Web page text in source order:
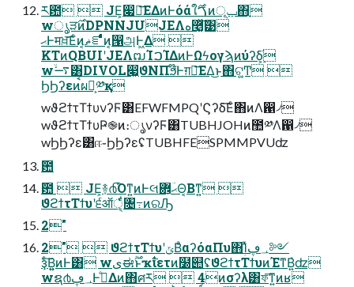
ར఺  JE͕෇༩͞ΕΔͷͰόάใࠂ࣌ͷݕূ΋ָ
wൃੜ࣌ͷDPNNJUJEΛه࿥͓͚ͯ͠͹
ޙͰमਖ਼͞Εͨͷ͔ޡೝͩͬͨͷ͔൑அͰ͖Δ 
KTͷQBUIʹJEΛຒΊࠐΊΔͷͰΩϟογϡͷύʔδ͕࣮֬
w࠷ۙ͸DIVOL෇͖ϑΝΠϧ໊Ͱग़ྗ͞ΕΔ͜ͱ΋ଟ͍͚Ͳ 
ϦϦʔεͷࠩผԽ͕༰қ
wϑϩϯτΤϯυνʔϜ͸EFWFMPQʹϚʔδ͞Εͨ΋ͷΛ഑৴
wϑϩϯτΤϯυҎ֎ͷ։ൃνʔϜ͸TUBHJOHͷ಺༰Λ഑৴
wϦϦʔε͸ஈ֊ϦϦʔεʢTUBHFESPMMPVUʣ
ܽ఺
ܽ఺  JE͕࿈൪͡Όͳ͍ͷͰલޙؔ܎͕Θ͔Βͳ͍ 
ϑϩϯτΤϯυʹ੬ऑੑ͕͋ͬͨ৔߹ͷରԠ
2"
2"  ϑϩϯτΤϯυʹݶΒͣαʔόαΠυ΋ؚΊͯ؀ڥ༻
ҙͨ͠Β͍͍ͷͰ͸ wىಈ࣌ؒͱҡ࣋ίετͷ໰୊ʢϑϩϯτΤϯυͷΈͳΒ͍҆ʣ
wຊ൪؀ڥͰࢼͤΔͷ΋ศར  4ͷσʔλ͸ফ͞ͳ͍ͷʁ